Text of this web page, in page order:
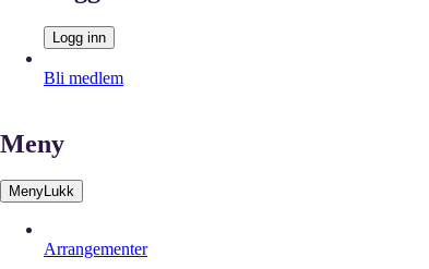
Logg inn
Bli medlem
Meny
MenyLukk
Arrangementer